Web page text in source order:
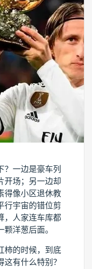
？一边是豪车列
开场；另一边却
得像小区退休教
行宇宙的错位剪
，人家连车库都
洋葱后面。
柿的时候，到底
有什么特别？